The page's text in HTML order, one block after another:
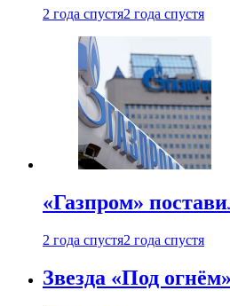
2 года спустя2 года спустя
«Газпром»
2 года спустя2 года спустя
Звезда «Под